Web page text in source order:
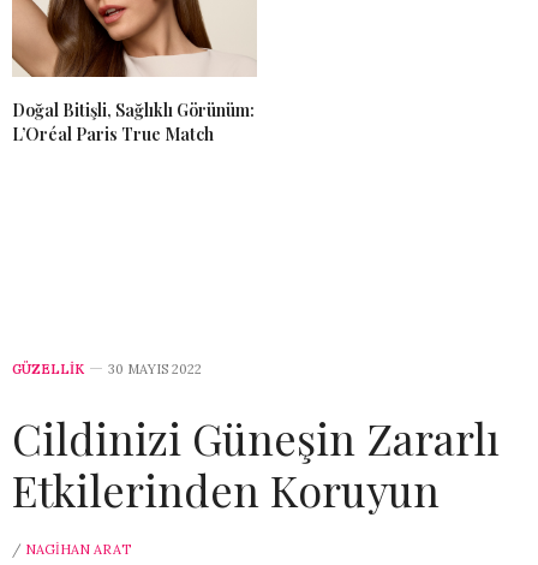
Doğal Bitişli, Sağlıklı Görünüm:
L’Oréal Paris True Match
GÜZELLİK 30 MAYIS 2022
Cildinizi Güneşin Zararlı
Etkilerinden Koruyun
/ NAGIHAN ARAT